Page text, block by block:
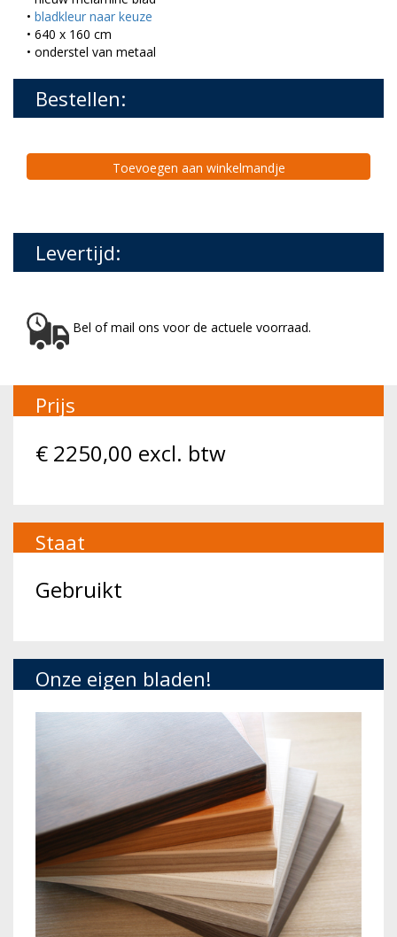
• bladkleur naar keuze
• 640 x 160 cm
• onderstel van metaal
Bestellen:
Toevoegen aan winkelmandje
Levertijd:
Bel of mail ons voor de actuele voorraad.
Prijs
€ 2250,00 excl. btw
Staat
Gebruikt
Onze eigen bladen!